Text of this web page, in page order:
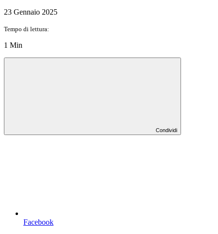
23 Gennaio 2025
Tempo di lettura:
1 Min
Condividi
Facebook